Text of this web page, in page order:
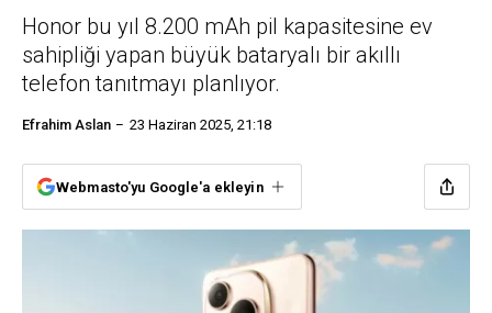
Honor bu yıl 8.200 mAh pil kapasitesine ev
sahipliği yapan büyük bataryalı bir akıllı
telefon tanıtmayı planlıyor.
Efrahim Aslan 23 Haziran 2025, 21:18
Webmasto'yu Google'a ekleyin